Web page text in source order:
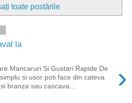
toate postările
la
›
Mancaruri Si Gustari Rapide De
si usor poti face din cateva
branza sau cascava...